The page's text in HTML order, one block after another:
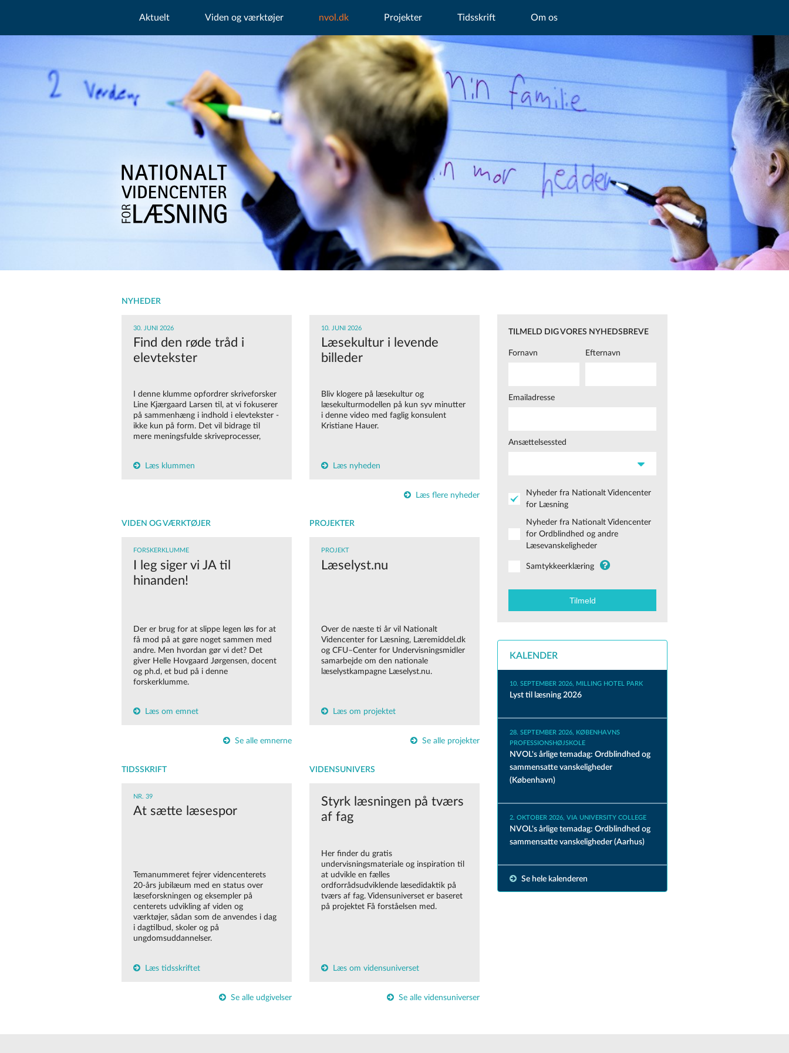
Aktuelt Viden og værktøjer nvol.dk Projekter Tidsskrift Om os
NYHEDER
30. JUNI 2026
Find den røde tråd i
elevtekster
I denne klumme opfordrer skriveforsker
Line Kjærgaard Larsen til, at vi fokuserer
på sammenhæng i indhold i elevtekster -
ikke kun på form. Det vil bidrage til
mere meningsfulde skriveprocesser,
Læs klummen
10. JUNI 2026
Læsekultur i levende
billeder
Bliv klogere på læsekultur og
læsekulturmodellen på kun syv minutter
i denne video med faglig konsulent
Kristiane Hauer.
Læs nyheden
Læs flere nyheder
VIDEN OG VÆRKTØJER
FORSKERKLUMME
I leg siger vi JA til
hinanden!
Der er brug for at slippe legen løs for at
få mod på at gøre noget sammen med
andre. Men hvordan gør vi det? Det
giver Helle Hovgaard Jørgensen, docent
og ph.d, et bud på i denne
forskerklumme.
Læs om emnet
Se alle emnerne
PROJEKTER
PROJEKT
Læselyst.nu
Over de næste ti år vil Nationalt
Videncenter for Læsning, Læremiddel.dk
og CFU–Center for Undervisningsmidler
samarbejde om den nationale
læselystkampagne Læselyst.nu.
Læs om projektet
Se alle projekter
TIDSSKRIFT
NR. 39
At sætte læsespor
Temanummeret fejrer videncenterets
20-års jubilæum med en status over
læseforskningen og eksempler på
centerets udvikling af viden og
værktøjer, sådan som de anvendes i dag
i dagtilbud, skoler og på
ungdomsuddannelser.
Læs tidsskriftet
Se alle udgivelser
VIDENSUNIVERS
Styrk læsningen på tværs
af fag
Her finder du gratis
undervisningsmateriale og inspiration til
at udvikle en fælles
ordforrådsudviklende læsedidaktik på
tværs af fag. Vidensuniverset er baseret
på projektet Få forståelsen med.
Læs om vidensuniverset
Se alle vidensuniverser
TILMELD DIG VORES NYHEDSBREVE
Fornavn Efternavn
Emailadresse
Ansættelsessted
Nyheder fra Nationalt Videncenter
for Læsning
Nyheder fra Nationalt Videncenter
for Ordblindhed og andre
Læsevanskeligheder
Samtykkeerklæring
KALENDER
10. SEPTEMBER 2026, MILLING HOTEL PARK
Lyst til læsning 2026
28. SEPTEMBER 2026, KØBENHAVNS
PROFESSIONSHØJSKOLE
NVOL's årlige temadag: Ordblindhed og
sammensatte vanskeligheder
(København)
2. OKTOBER 2026, VIA UNIVERSITY COLLEGE
NVOL's årlige temadag: Ordblindhed og
sammensatte vanskeligheder (Aarhus)
Se hele kalenderen